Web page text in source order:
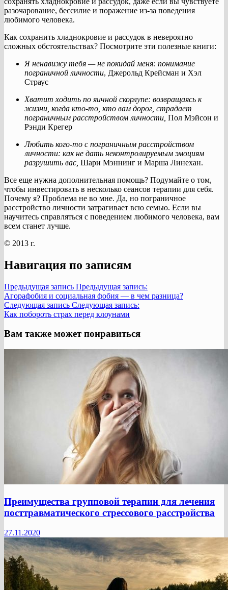
разочарование, бессилие и поражение из-за поведения
любимого человека.
Как сохранить хладнокровие и рассудок в невероятно
сложных обстоятельствах? Посмотрите эти полезные книги:
Я ненавижу тебя — не покидай меня: понимание
пограничной личности, Джерольд Крейсман и Хэл
Страус
Хватит ходить по яичной скорлупе: возвращаясь к
жизни, когда кто-то, кто вам дорог, страдает
пограничным расстройством личности, Пол Мэйсон и
Рэнди Крегер
Любить кого-то с пограничным расстройством
личности: как не дать неконтролируемым эмоциям
разрушить вас, Шари Мэннинг и Марша Линехан.
Все еще нужна дополнительная помощь? Подумайте о том,
чтобы инвестировать в несколько сеансов терапии для себя.
Почему я? Проблема не во мне. Да, но пограничное
расстройство личности затрагивает всю семью. Если вы
научитесь справляться с поведением любимого человека, вам
всем станет лучше.
© 2013 г.
Навигация по записям
Предыдущая запись Предыдущая запись:
Агорафобия и социальная фобия — в чем разница?
Следующая запись Следующая запись:
Как побороть страх перед клоунами
Вам также может понравиться
Преимущества групповой терапии для лечения
посттравматического стрессового расстройства
27.11.2020